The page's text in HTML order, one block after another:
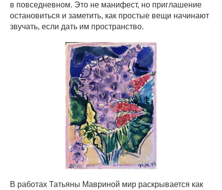
в повседневном. Это не манифест, но приглашение
остановиться и заметить, как простые вещи начинают
звучать, если дать им пространство.
В работах Татьяны Мавриной мир раскрывается как